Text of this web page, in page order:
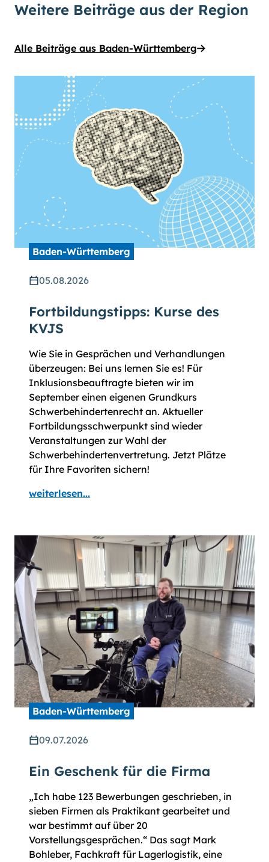
Weitere Beiträge aus der Region
Alle Beiträge aus Baden-Württemberg
Baden-Württemberg
05.08.2026
Fortbildungstipps: Kurse des
KVJS
Wie Sie in Gesprächen und Verhandlungen
überzeugen: Bei uns lernen Sie es! Für
Inklusionsbeauftragte bieten wir im
September einen eigenen Grundkurs
Schwerbehindertenrecht an. Aktueller
Fortbildungsschwerpunkt sind wieder
Veranstaltungen zur Wahl der
Schwerbehindertenvertretung. Jetzt Plätze
für Ihre Favoriten sichern!
weiterlesen...
Baden-Württemberg
09.07.2026
Ein Geschenk für die Firma
„Ich habe 123 Bewerbungen geschrieben, in
sieben Firmen als Praktikant gearbeitet und
war bestimmt auf über 20
Vorstellungsgesprächen.“ Das sagt Mark
Bohleber, Fachkraft für Lagerlogistik, eine